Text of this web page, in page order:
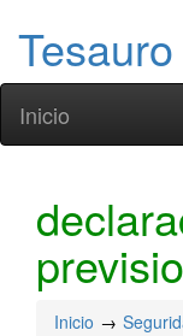
Inicio
Inicio